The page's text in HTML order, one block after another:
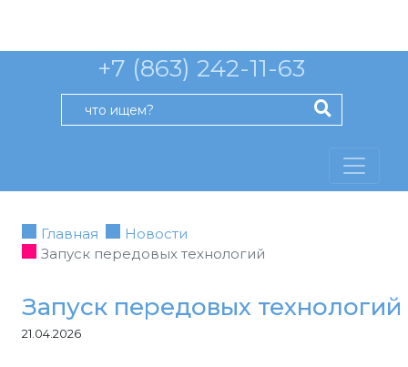
+7 (863) 242-11-63
Главная
Новости
Запуск передовых технологий
Запуск передовых технологий
21.04.2026